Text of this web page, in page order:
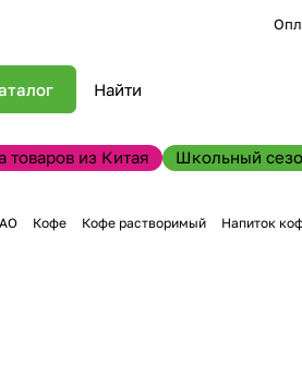
товаров из Китая Школьный
Кофе Кофе растворимый Напиток